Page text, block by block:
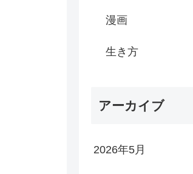
漫画
生き方
アーカイブ
2026年5月